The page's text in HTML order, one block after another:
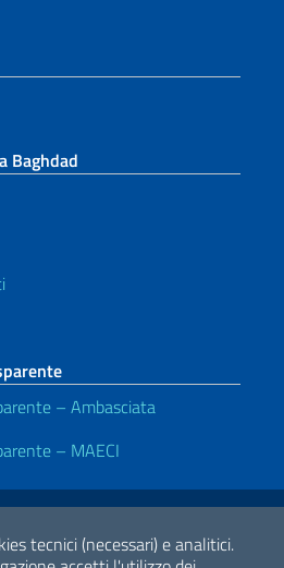
tecnici (necessari) e analitici.
Baghdad
– Ambasciata
– MAECI